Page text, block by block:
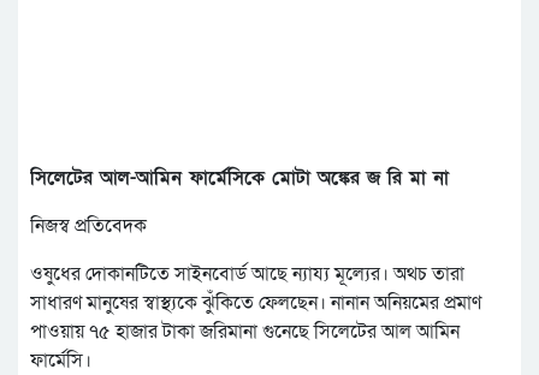
সিলেটের আল-আমিন ফার্মেসিকে মোটা অঙ্কের জ রি মা না
নিজস্ব প্রতিবেদক
ওষুধের দোকানটিতে সাইনবোর্ড আছে ন্যায্য মূল্যের। অথচ তারা
সাধারণ মানুষের স্বাস্থ্যকে ঝুঁকিতে ফেলছেন। নানান অনিয়মের প্রমাণ
পাওয়ায় ৭৫ হাজার টাকা জরিমানা গুনেছে সিলেটের আল আমিন
ফার্মেসি।